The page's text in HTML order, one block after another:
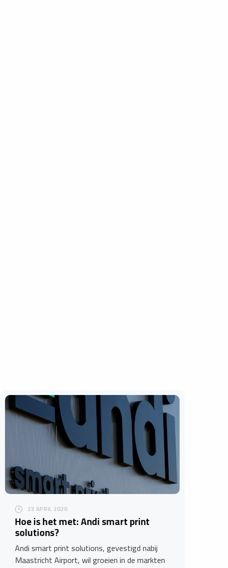
23 APRIL 2020
Hoe is het met: Andi smart print
solutions?
Andi smart print solutions, gevestigd nabij
Maastricht Airport, wil groeien in de markten